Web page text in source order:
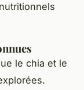
le chia et le